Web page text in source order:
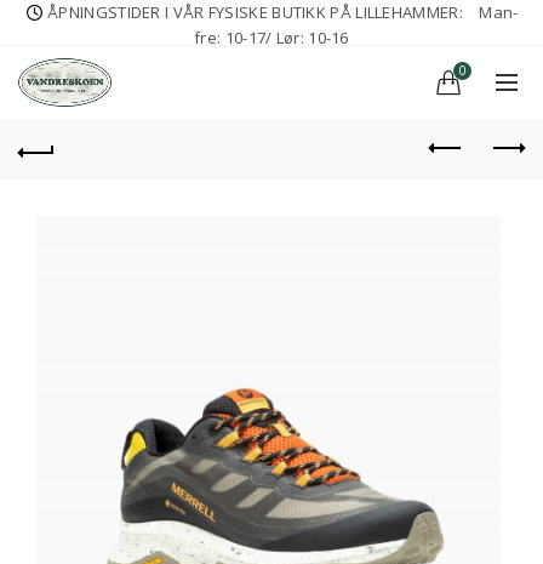
ÅPNINGSTIDER I VÅR FYSISKE BUTIKK PÅ LILLEHAMMER:
Man-
fre: 10-17/ Lør: 10-16
0